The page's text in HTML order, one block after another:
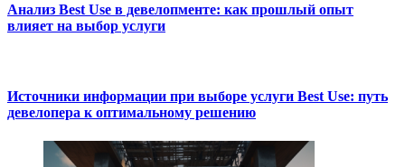
Анализ Best Use в девелопменте: как прошлый опыт
влияет на выбор услуги
Источники информации при выборе услуги Best Use: путь
девелопера к оптимальному решению